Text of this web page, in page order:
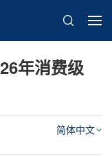
年消费级
简体中文